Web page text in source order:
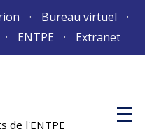
Bureau virtuel
ENTPE Extranet
de l'ENTPE
M
e